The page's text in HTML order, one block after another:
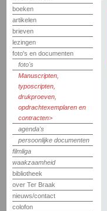
boeken
artikelen
brieven
lezingen
foto's en documenten
foto's
Manuscripten,
typoscripten,
drukproeven,
opdrachtexemplaren en
contracten
agenda's
persoonlijke documenten
filmliga
waakzaamheid
bibliotheek
over Ter Braak
nieuws/contact
colofon